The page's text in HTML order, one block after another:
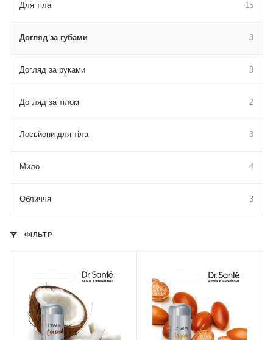
Для тіла 15
Догляд за губами 3
Догляд за руками 8
Догляд за тілом 2
Лосьйони для тіла 3
Мило 4
Обличчя 3
ФІЛЬТР